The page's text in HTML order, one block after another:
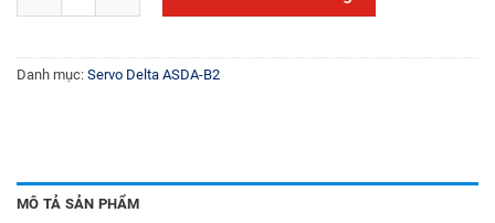
Danh mục: Servo Delta ASDA-B2
MÔ TẢ SẢN PHẨM